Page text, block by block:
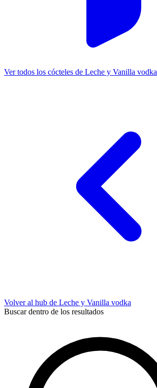
Ver todos los cócteles de Leche y Vanilla vodka
Volver al hub de Leche y Vanilla vodka
Buscar dentro de los resultados